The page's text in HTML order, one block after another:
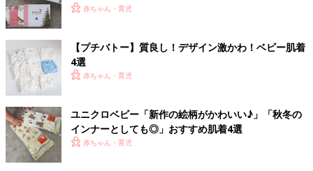
出典：Instagramアカウント「bebe030430」
bebe030430さんはこちらのお洋服をゲット。可愛らしいチェッ
ク柄ですよね。落ち着いたグレーカラーなので、着回しにも良さ
そう。プチバトーのロゴが入ったボタンもとっても可愛らしいで
す！たくさん着せたくなっちゃいますね。
赤ちゃん・育児
【プチバトー】質良し！デザイン激かわ！ベビー肌着
4選
赤ちゃん・育児
ユニクロベビー「新作の絵柄がかわいい♪」「秋冬の
インナーとしても◎」おすすめ肌着4選
赤ちゃん・育児